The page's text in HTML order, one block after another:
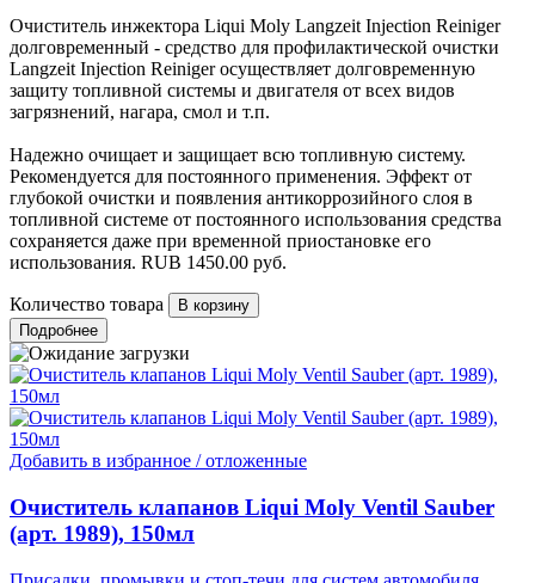
Очиститель инжектора Liqui Moly Langzeit Injection Reiniger
долговременный - средство для профилактической очистки
Langzeit Injection Reiniger осуществляет долговременную
защиту топливной системы и двигателя от всех видов
загрязнений, нагара, смол и т.п.
Надежно очищает и защищает всю топливную систему.
Рекомендуется для постоянного применения. Эффект от
глубокой очистки и появления антикоррозийного слоя в
топливной системе от постоянного использования средства
сохраняется даже при временной приостановке его
использования. RUB 1450.00 руб.
Количество товара
Подробнее
Добавить в избранное / отложенные
Очиститель клапанов Liqui Moly Ventil Sauber
(арт. 1989), 150мл